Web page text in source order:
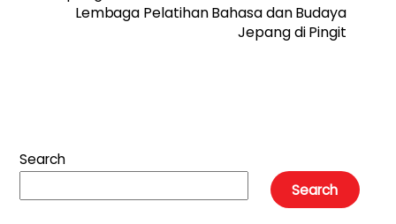
Lembaga Pelatihan Bahasa dan Budaya
Jepang di Pingit
Search
Search